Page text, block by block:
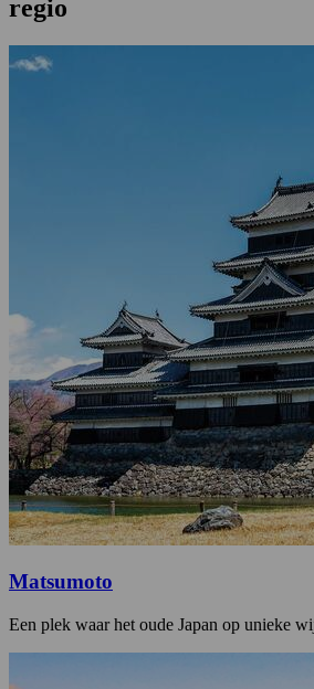
regio
Matsumoto
Een plek waar het oude Japan op unieke